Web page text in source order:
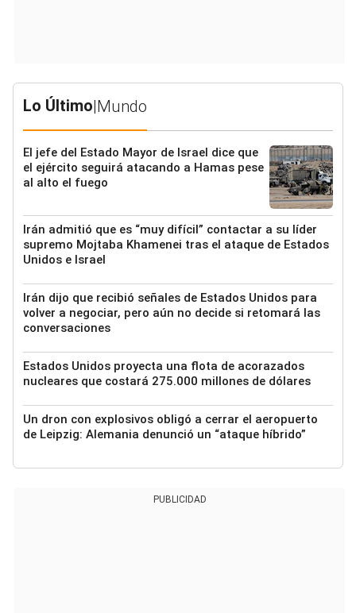
Lo Último|Mundo
El jefe del Estado Mayor de Israel dice que
el ejército seguirá atacando a Hamas pese
al alto el fuego
Irán admitió que es “muy difícil” contactar a su líder
supremo Mojtaba Khamenei tras el ataque de Estados
Unidos e Israel
Irán dijo que recibió señales de Estados Unidos para
volver a negociar, pero aún no decide si retomará las
conversaciones
Estados Unidos proyecta una flota de acorazados
nucleares que costará 275.000 millones de dólares
Un dron con explosivos obligó a cerrar el aeropuerto
de Leipzig: Alemania denunció un “ataque híbrido”
PUBLICIDAD